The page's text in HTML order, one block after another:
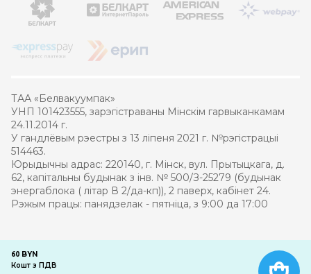
60 BYN
Кошт з ПДВ
ТАА «Белвакуумпак»
УНП 101423555, зарэгістраваны Мінскім гарвыканкамам
24.11.2014 г.
У гандлёвым рэестры з 13 ліпеня 2021 г. №рэгістрацыі
514463.
Юрыдычны адрас: 220140, г. Мінск, вул. Прытыцкага, д.
62, капітальны будынак з інв. № 500/З-25279 (будынак
энергаблока ( літар В 2/да-кп)), 2 паверх, кабінет 24.
Рэжым працы: панядзелак - пятніца, з 9:00 да 17:00